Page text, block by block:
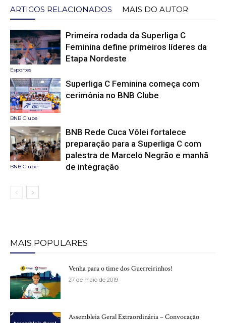
ARTIGOS RELACIONADOS MAIS DO AUTOR
Esportes
Primeira rodada da Superliga C
Feminina define primeiros líderes da
Etapa Nordeste
BNB Clube
Superliga C Feminina começa com
cerimônia no BNB Clube
BNB Clube
BNB Rede Cuca Vôlei fortalece
preparação para a Superliga C com
palestra de Marcelo Negrão e manhã
de integração
MAIS POPULARES
Venha para o time dos Guerreirinhos!
27 de maio de 2019
Assembleia Geral Extraordinária – Convocação